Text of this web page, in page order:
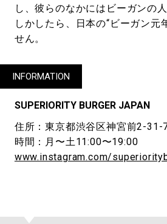
し、彼らのなかにはビーガンの
しかしたら、日本の“ビーガン元
せん。
INFORMATION
SUPERIORITY BURGER JAPAN
住所：東京都渋谷区神宮前2-31-
時間：月〜土11:00〜19:00
www.instagram.com/